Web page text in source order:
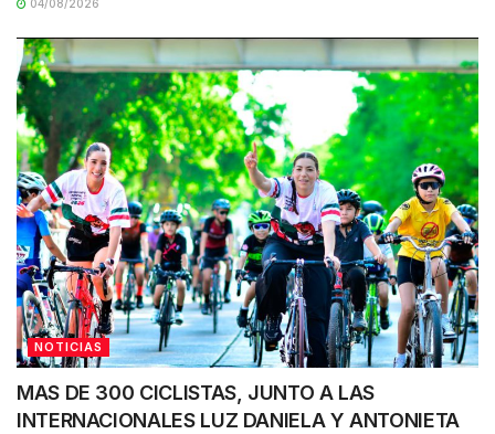
04/08/2026
NOTICIAS
MAS DE 300 CICLISTAS, JUNTO A LAS
INTERNACIONALES LUZ DANIELA Y ANTONIETA